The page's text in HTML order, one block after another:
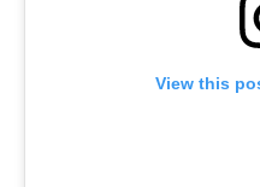
View this